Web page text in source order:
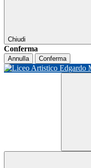
Chiudi
Conferma
Annulla Conferma